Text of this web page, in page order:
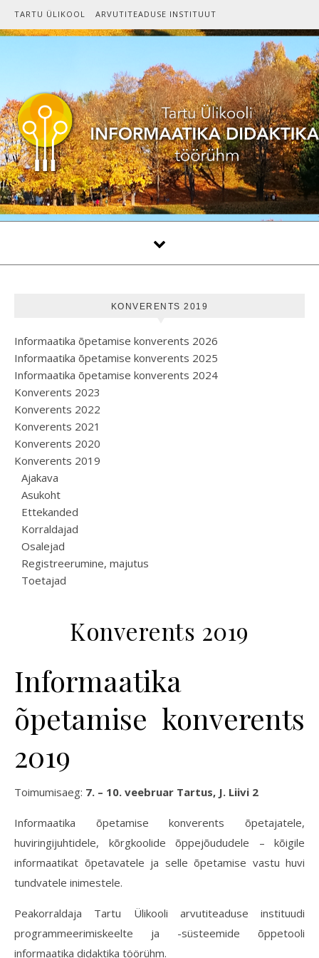
Skip to content
TARTU ÜLIKOOL ARVUTITEADUSE INSTITUUT
KONVERENTS 2019
Informaatika õpetamise konverents 2026
Informaatika õpetamise konverents 2025
Informaatika õpetamise konverents 2024
Konverents 2023
Konverents 2022
Konverents 2021
Konverents 2020
Konverents 2019
Ajakava
Asukoht
Ettekanded
Korraldajad
Osalejad
Registreerumine, majutus
Toetajad
Konverents 2019
Informaatika
õpetamise konverents
2019
Toimumisaeg: 7. – 10. veebruar Tartus, J. Liivi 2
Informaatika õpetamise konverents õpetajatele,
huviringijuhtidele, kõrgkoolide õppejõududele – kõigile
informaatikat õpetavatele ja selle õpetamise vastu huvi
tundvatele inimestele.
Peakorraldaja Tartu Ülikooli arvutiteaduse instituudi
programmeerimiskeelte ja -süsteemide õppetooli
informaatika didaktika töörühm.